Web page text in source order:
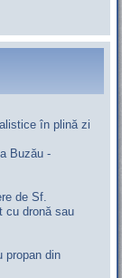
în plină zi
Buzău -
de Sf.
cu dronă sau
propan din